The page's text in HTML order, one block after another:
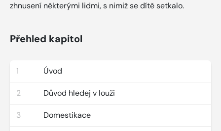
zhnusení některými lidmi, s nimiž se dítě setkalo.
Přehled kapitol
1 Úvod
2 Důvod hledej v louži
3 Domestikace